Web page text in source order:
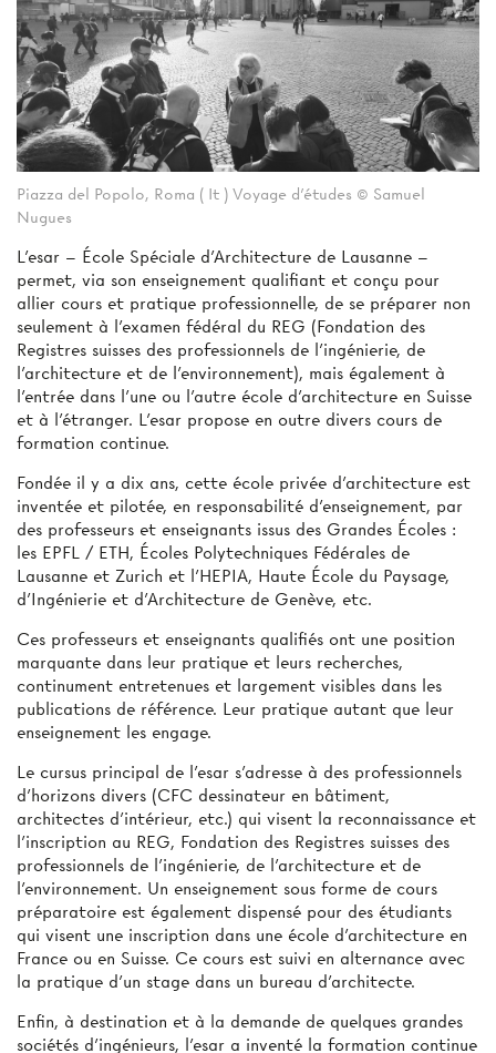
Piazza del Popolo, Roma ( It ) Voyage d'études © Samuel
Nugues
L’esar – École Spéciale d’Architecture de Lausanne –
permet, via son enseignement qualifiant et conçu pour
allier cours et pratique professionnelle, de se préparer non
seulement à l’examen fédéral du REG (Fondation des
Registres suisses des professionnels de l’ingénierie, de
l’architecture et de l’environnement), mais également à
l’entrée dans l’une ou l’autre école d’architecture en Suisse
et à l’étranger. L’esar propose en outre divers cours de
formation continue.
Fondée il y a dix ans, cette école privée d’architecture est
inventée et pilotée, en responsabilité d’enseignement, par
des professeurs et enseignants issus des Grandes Écoles :
les EPFL / ETH, Écoles Polytechniques Fédérales de
Lausanne et Zurich et l’HEPIA, Haute École du Paysage,
d’Ingénierie et d’Architecture de Genève, etc.
Ces professeurs et enseignants qualifiés ont une position
marquante dans leur pratique et leurs recherches,
continument entretenues et largement visibles dans les
publications de référence. Leur pratique autant que leur
enseignement les engage.
Le cursus principal de l’esar s’adresse à des professionnels
d’horizons divers (CFC dessinateur en bâtiment,
architectes d’intérieur, etc.) qui visent la reconnaissance et
l’inscription au REG, Fondation des Registres suisses des
professionnels de l’ingénierie, de l’architecture et de
l’environnement. Un enseignement sous forme de cours
préparatoire est également dispensé pour des étudiants
qui visent une inscription dans une école d’architecture en
France ou en Suisse. Ce cours est suivi en alternance avec
la pratique d’un stage dans un bureau d’architecte.
Enfin, à destination et à la demande de quelques grandes
sociétés d’ingénieurs, l’esar a inventé la formation continue